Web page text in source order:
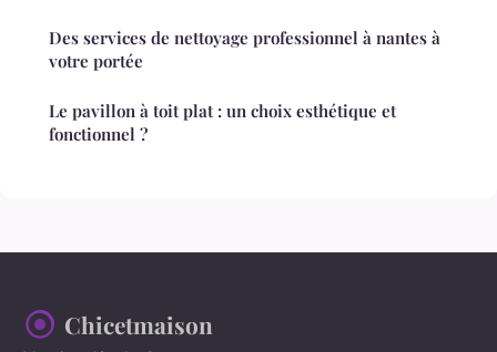
Des services de nettoyage professionnel à nantes à
votre portée
Le pavillon à toit plat : un choix esthétique et
fonctionnel ?
Chicetmaison